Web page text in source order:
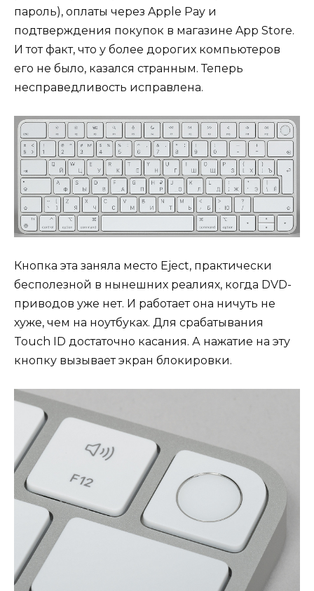
пароль), оплаты через Apple Pay и
подтверждения покупок в магазине App Store.
И тот факт, что у более дорогих компьютеров
его не было, казался странным. Теперь
несправедливость исправлена.
Кнопка эта заняла место Eject, практически
бесполезной в нынешних реалиях, когда DVD-
приводов уже нет. И работает она ничуть не
хуже, чем на ноутбуках. Для срабатывания
Touch ID достаточно касания. А нажатие на эту
кнопку вызывает экран блокировки.